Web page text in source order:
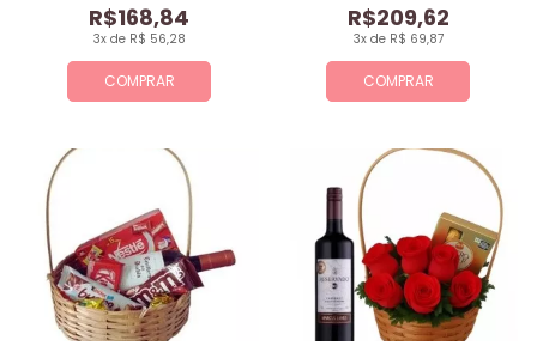
COMPRAR
3x de R$ 56,28
R$168,84
COMPRAR
3x de R$ 69,87
R$209,62